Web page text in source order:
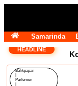
Samarinda
HEADLINE
Balikpapan
Parlemen